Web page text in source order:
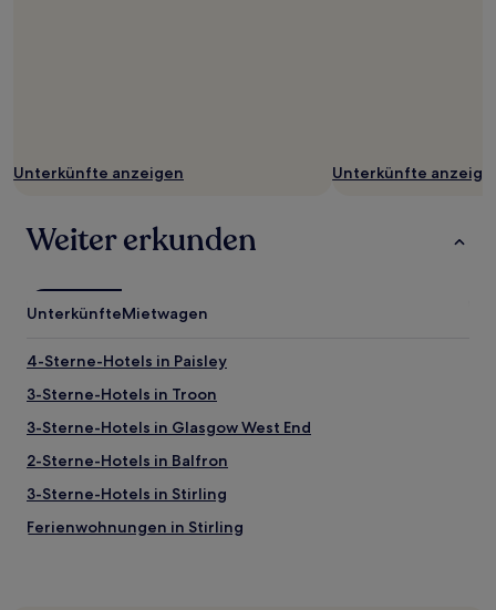
Unterkünfte anzeigen Unterkünfte
Weiter erkunden
UnterkünfteMietwagen
4-Sterne-Hotels in Paisley
3-Sterne-Hotels in Troon
3-Sterne-Hotels in Glasgow West End
2-Sterne-Hotels in Balfron
3-Sterne-Hotels in Stirling
Ferienwohnungen in Stirling